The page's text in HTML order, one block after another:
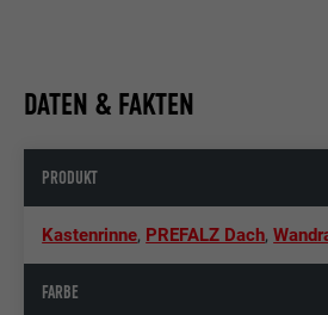
DATEN & FAKTEN
PRODUKT
Kastenrinne, PREFALZ Dach,
FARBE